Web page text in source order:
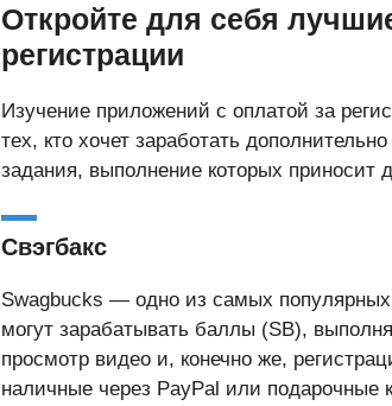
Откройте для себя
регистрации
Изучение приложений с оплатой за
тех, кто хочет заработать
задания, выполнение которых приносит
Свэгбакс
Swagbucks — одно из самых популярных
могут зарабатывать баллы (SB),
просмотр видео и, конечно же,
наличные через PayPal или подарочные